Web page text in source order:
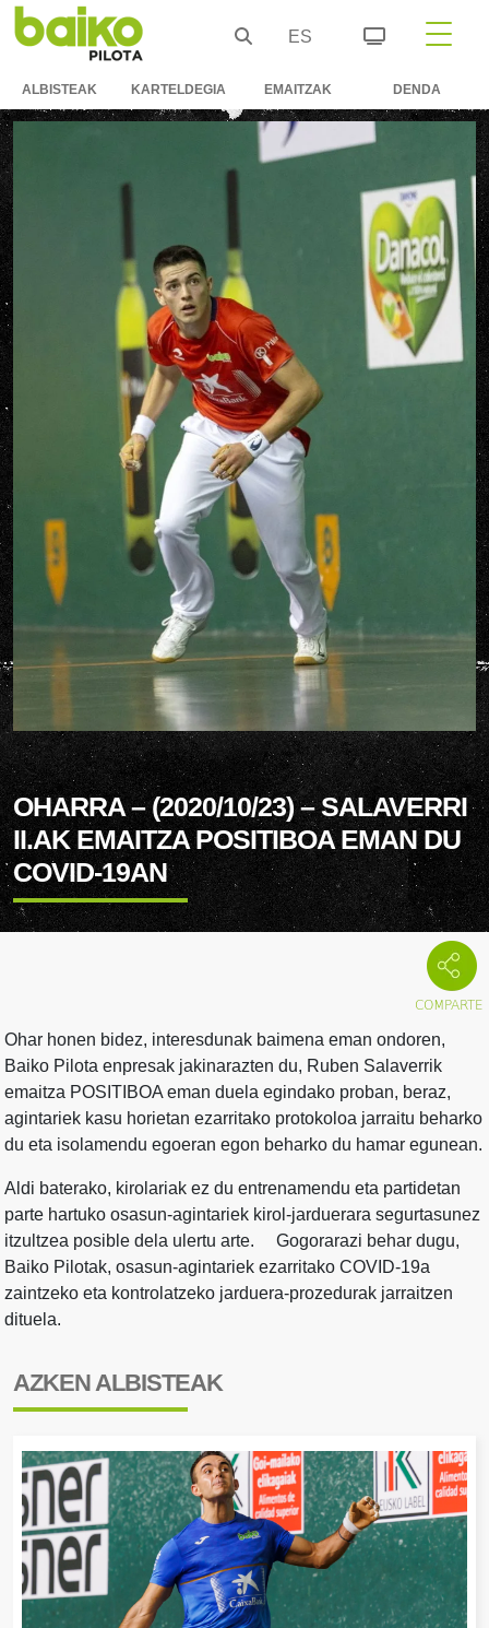
ES
ALBISTEAK KARTELDEGIA EMAITZAK DENDA
OHARRA – (2020/10/23) – SALAVERRI
II.AK EMAITZA POSITIBOA EMAN DU
COVID-19AN
Ohar honen bidez, interesdunak baimena eman ondoren,
Baiko Pilota enpresak jakinarazten du, Ruben Salaverrik
emaitza POSITIBOA eman duela egindako proban, beraz,
agintariek kasu horietan ezarritako protokoloa jarraitu beharko
du eta isolamendu egoeran egon beharko du hamar egunean.
Aldi baterako, kirolariak ez du entrenamendu eta partidetan
parte hartuko osasun-agintariek kirol-jarduerara segurtasunez
itzultzea posible dela ulertu arte. Gogorarazi behar dugu,
Baiko Pilotak, osasun-agintariek ezarritako COVID-19a
zaintzeko eta kontrolatzeko jarduera-prozedurak jarraitzen
dituela.
AZKEN ALBISTEAK